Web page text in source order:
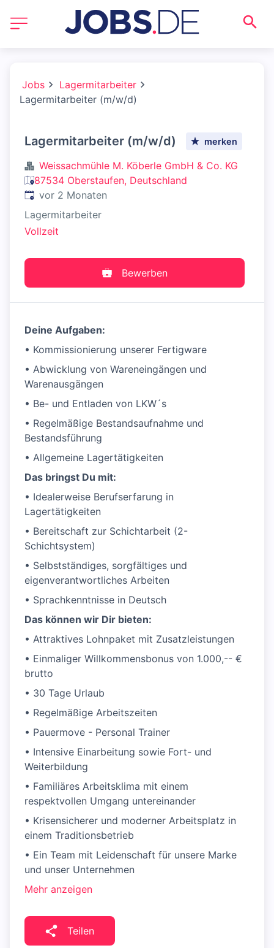
Jobs
Lagermitarbeiter
Lagermitarbeiter (m/w/d)
Lagermitarbeiter (m/w/d) merken
Weissachmühle M. Köberle GmbH & Co. KG
87534 Oberstaufen, Deutschland
Veröffentlicht:
vor 2 Monaten
Lagermitarbeiter
Vollzeit
Bewerben
Deine Aufgaben:
• Kommissionierung unserer Fertigware
• Abwicklung von Wareneingängen und
Warenausgängen
• Be- und Entladen von LKW´s
• Regelmäßige Bestandsaufnahme und
Bestandsführung
• Allgemeine Lagertätigkeiten
Das bringst Du mit:
• Idealerweise Berufserfarung in
Lagertätigkeiten
• Bereitschaft zur Schichtarbeit (2-
Schichtsystem)
• Selbstständiges, sorgfältiges und
eigenverantwortliches Arbeiten
• Sprachkenntnisse in Deutsch
Das können wir Dir bieten:
• Attraktives Lohnpaket mit Zusatzleistungen
• Einmaliger Willkommensbonus von 1.000,-- €
brutto
• 30 Tage Urlaub
• Regelmäßige Arbeitszeiten
• Pauermove - Personal Trainer
• Intensive Einarbeitung sowie Fort- und
Weiterbildung
• Familiäres Arbeitsklima mit einem
respektvollen Umgang untereinander
• Krisensicherer und moderner Arbeitsplatz in
einem Traditionsbetrieb
• Ein Team mit Leidenschaft für unsere Marke
und unser Unternehmen
Mehr anzeigen
Teilen